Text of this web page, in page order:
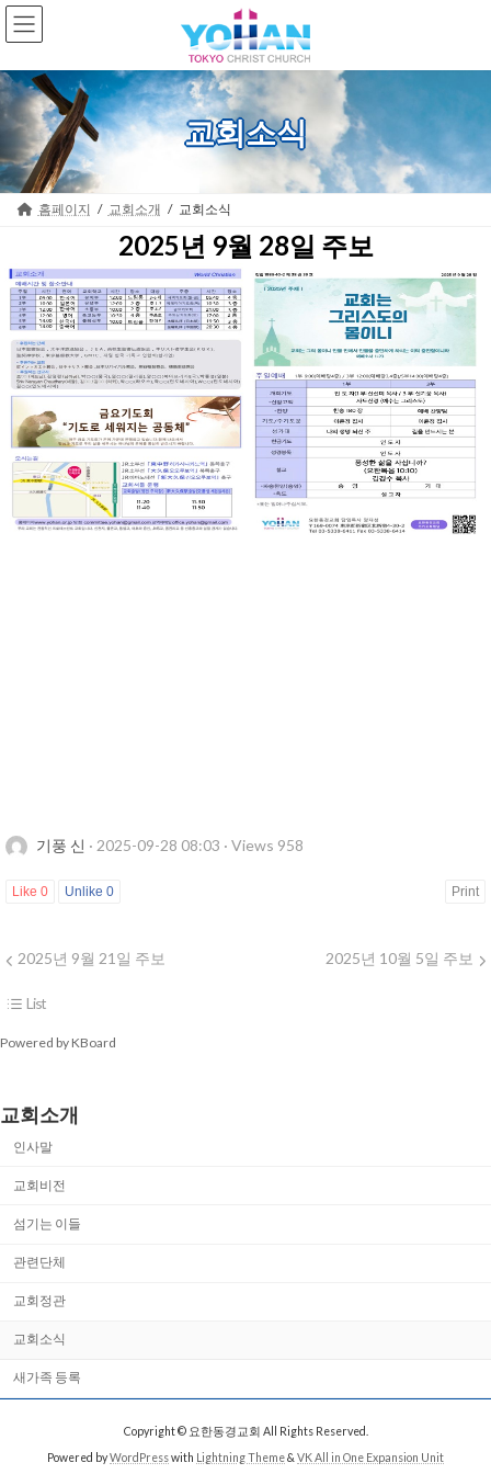
Skip
to
the
Skip
to
the
교회소식
홈페이지 교회소개 교회소식
2025년 9월 28일 주보
기풍 신 · 2025-09-28 08:03 · Views 958
Like 0 Unlike 0 Print
2025년 9월 21일 주보 2025년 10월 5일 주보
List
Powered by KBoard
교회소개
인사말
교회비전
섬기는 이들
관련단체
교회정관
교회소식
새가족 등록
Copyright © 요한동경교회 All Rights Reserved.
Powered byWordPresswith Lightning Theme& VK All in One Expansion Unit